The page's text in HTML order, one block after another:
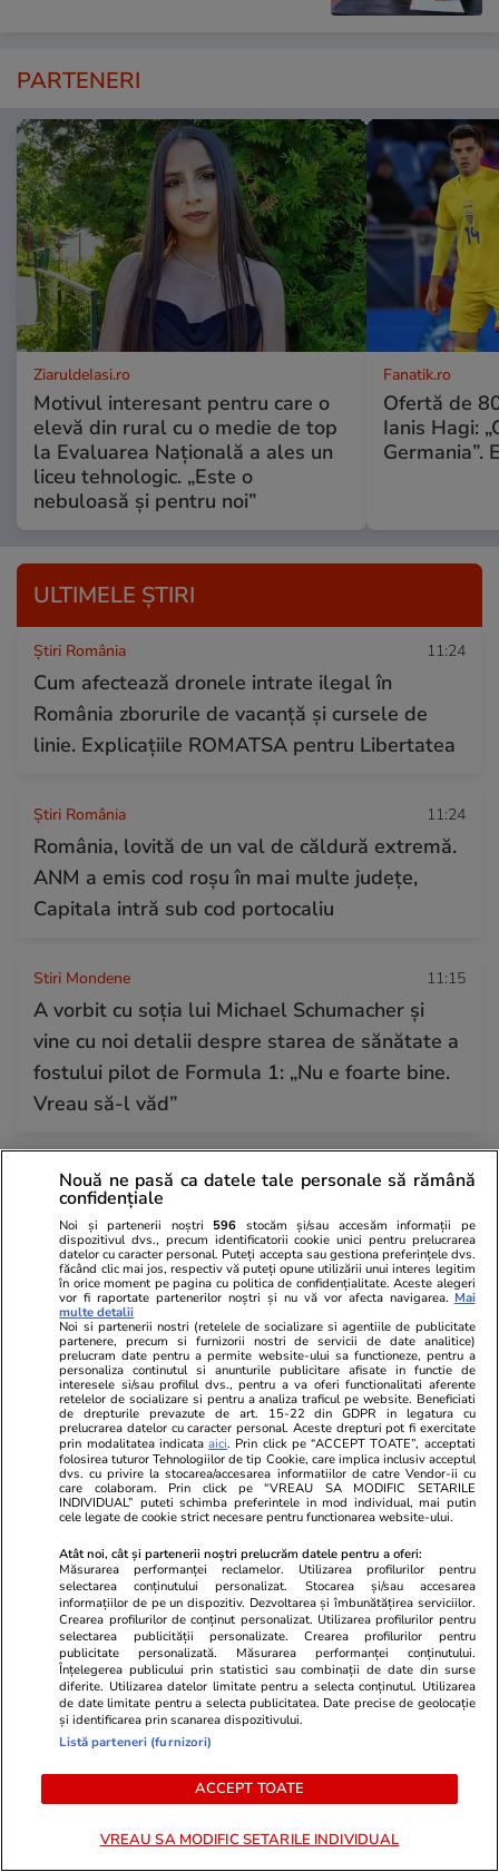
PARTENERI
ZiaruldeIasi.ro
Motivul interesant pentru care o
elevă din rural cu o medie de top
la Evaluarea Națională a ales un
liceu tehnologic. „Este o
nebuloasă și pentru noi”
Fanatik.ro
Ofertă de
Ianis Hagi:
Germania”.
ULTIMELE ȘTIRI
Știri România 11:24
Cum afectează dronele intrate ilegal în
România zborurile de vacanță și cursele de
linie. Explicațiile ROMATSA pentru Libertatea
Știri România 11:24
România, lovită de un val de căldură extremă.
ANM a emis cod roșu în mai multe județe,
Capitala intră sub cod portocaliu
Stiri Mondene 11:15
A vorbit cu soția lui Michael Schumacher și
vine cu noi detalii despre starea de sănătate a
fostului pilot de Formula 1: „Nu e foarte bine.
Vreau să-l văd”
Stiri Mondene 11:11
Sebastian Stan a devenit tată pentru prima
dată. Annabelle Wallis a născut în secret
Citește mai multe
TRENDING
Știri Externe 03 aug.
Un proprietar s-a mutat peste chiriașii care
refuzau să plece: cum a reușit să își recupereze
casa din Franța
Bani și Afaceri 07:44
Cât costă un litru de benzină și motorină,
marți, 4 august 2026, în București, Iași, Cluj-
Napoca, Timișoara și Constanța
Ploi torențiale și vijelii în România după valul
pentru perioada 4-31 august 2026
Nouă ne pasă ca datele tale personale să rămână
confidențiale
Noi și partenerii noștri 596 stocăm și/sau accesăm informații pe
dispozitivul dvs., precum identificatorii cookie unici pentru prelucrarea
datelor cu caracter personal. Puteți accepta sau gestiona preferințele dvs.
făcând clic mai jos, respectiv vă puteți opune utilizării unui interes legitim
în orice moment pe pagina cu politica de confidențialitate. Aceste alegeri
vor fi raportate partenerilor noștri și nu vă vor afecta navigarea. Mai
multe detalii
Noi si partenerii nostri (retelele de socializare si agentiile de publicitate
partenere, precum si furnizorii nostri de servicii de date analitice)
prelucram date pentru a permite website-ului sa functioneze, pentru a
personaliza continutul si anunturile publicitare afisate in functie de
interesele si/sau profilul dvs., pentru a va oferi functionalitati aferente
retelelor de socializare si pentru a analiza traficul pe website. Beneficiati
de drepturile prevazute de art. 15-22 din GDPR in legatura cu
prelucrarea datelor cu caracter personal. Aceste drepturi pot fi exercitate
prin modalitatea indicataaici. Prin click pe “ACCEPT TOATE”, acceptati
folosirea tuturor Tehnologiilor de tip Cookie, care implica inclusiv acceptul
dvs. cu privire la stocarea/accesarea informatiilor de catre Vendor-ii cu
care colaboram. Prin click pe “VREAU SA MODIFIC SETARILE
INDIVIDUAL” puteti schimba preferintele in mod individual, mai putin
cele legate de cookie strict necesare pentru functionarea website-ului.
Atât noi, cât și partenerii noștri prelucrăm datele pentru a oferi:
Măsurarea performanței reclamelor. Utilizarea profilurilor pentru
selectarea conținutului personalizat. Stocarea și/sau accesarea
informațiilor de pe un dispozitiv. Dezvoltarea și îmbunătățirea serviciilor.
Crearea profilurilor de conținut personalizat. Utilizarea profilurilor pentru
selectarea publicității personalizate. Crearea profilurilor pentru
publicitate personalizată. Măsurarea performanței conținutului.
Înțelegerea publicului prin statistici sau combinații de date din surse
diferite. Utilizarea datelor limitate pentru a selecta conținutul. Utilizarea
de date limitate pentru a selecta publicitatea. Date precise de geolocație
și identificarea prin scanarea dispozitivului.
Listă parteneri (furnizori)
ACCEPT TOATE
VREAU SA MODIFIC SETARILE INDIVIDUAL